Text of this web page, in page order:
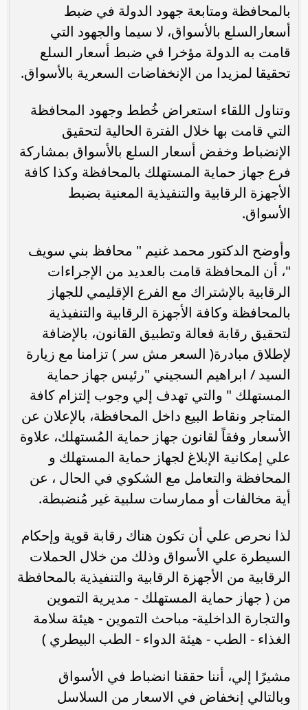
بالمحافظة ومتابعة جهود الدولة في ضبط
أسعارالسلع بالأسواق، لا سيما والجهود التي
قامت به الدولة مؤخرا في ضبط أسعار السلع
تحقيقا لمزيدا من الإنخفاضات السعرية بالأسواق.
وتناول اللقاء استعراض خُطط وجهود المحافظة
التي قامت بها خلال الفترة الحالية لتحقيق
الإنضباط وخفض أسعار السلع بالأسواق بمشاركة
فرع جهاز حماية المستهلك بالمحافظة وكذا كافة
الأجهزة الرقابية والتنفيذية المعنية بضبط
الأسواق.
وأوضح الدكتور محمد غنيم " محافظ بني سويف
"، أن المحافظة قامت بالعديد من الإجراءات
الرقابية بالإشتراك مع الفرع الإقليمي للجهاز
بالمحافظة وكافة الأجهزة الرقابية والتنفيذية
لتحقيق رقابة فعالة وتطبيق القانون، بالإضافة
لإطلاق مبادرة( السعر مش سر ) تزامنا مع زيارة
السيد / ابراهيم السجيني "رئيس جهاز حماية
المستهلك " والتي تهدف إلي وجوب إلتزام كافة
المتاجر ونقاط البيع داخل المحافظة، بالإعلان عن
الأسعار وفقاً لقانون جهاز حماية المُستهلك، علاوة
علي إمكانية الإبلاغ لجهاز حماية المستهلك و
المحافظة والتعامل مع الشكوي في الحال ، عن
أية مخالفات أو ممارسات سلبية غير مُنضبطة.
لذا نحرص علي أن تكون هناك رقابة قوية وإحكام
السيطرة علي الأسواق وذلك من خلال الحملات
الرقابية من الأجهزة الرقابية والتنفيذية بالمحافظة
من ( جهاز حماية المستهلك - مديرية التموين
والتجارة الداخلية- مباحث التموين - هيئة سلامة
الغذاء - الطب - هيئة الدواء - الطب البيطري )
مشيرًا إلي، أننا حققنا انضباط في الأسواق
وبالتالي إنخفاض في الاسعار من السلاسل